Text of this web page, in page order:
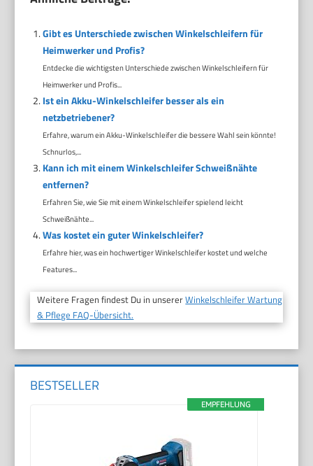
Gibt es Unterschiede zwischen Winkelschleifern für
Heimwerker und Profis?
Entdecke die wichtigsten Unterschiede zwischen Winkelschleifern für
Heimwerker und Profis...
Ist ein Akku-Winkelschleifer besser als ein
netzbetriebener?
Erfahre, warum ein Akku-Winkelschleifer die bessere Wahl sein könnte!
Schnurlos,...
Kann ich mit einem Winkelschleifer Schweißnähte
entfernen?
Erfahren Sie, wie Sie mit einem Winkelschleifer spielend leicht
Schweißnähte...
Was kostet ein guter Winkelschleifer?
Erfahre hier, was ein hochwertiger Winkelschleifer kostet und welche
Features...
Weitere Fragen findest Du in unsererWinkelschleifer Wartung
& Pflege FAQ-Übersicht.
BESTSELLER
EMPFEHLUNG